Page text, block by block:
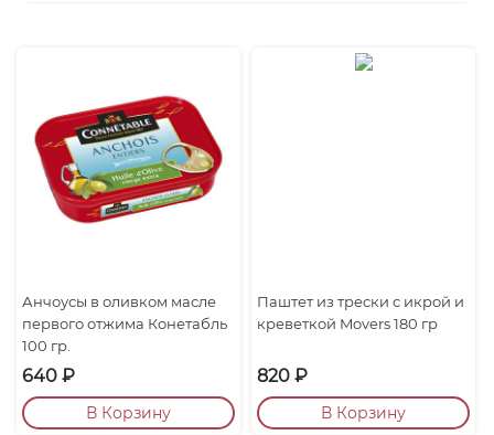
Анчоусы в оливком масле
первого отжима Конетабль
100 гр.
640 ₽
В Корзину
Паштет из трески с икрой и
креветкой Movers 180 гр
820 ₽
В Корзину